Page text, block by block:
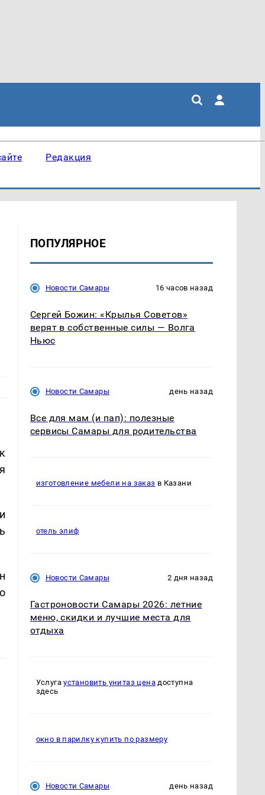
Редакция
ПОПУЛЯРНОЕ
Новости Самары 16 часов назад
Сергей Божин: «Крылья Советов»
верят в собственные силы — Волга
Ньюс
Новости Самары день назад
Все для мам (и пап): полезные
сервисы Самары для родительства
изготовление мебели на заказ в Казани
отель элиф
Новости Самары 2 дня назад
Гастроновости Самары 2026: летние
меню, скидки и лучшие места для
отдыха
Услугаустановить унитаз ценадоступна
здесь
окно в парилку купить по размеру
Новости Самары день назад